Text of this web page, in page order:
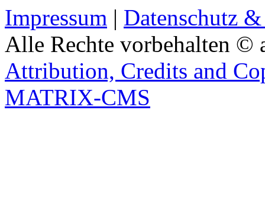
Impressum | Datenschutz
Alle Rechte vorbehalten ©
Attribution, Credits and
MATRIX-CMS